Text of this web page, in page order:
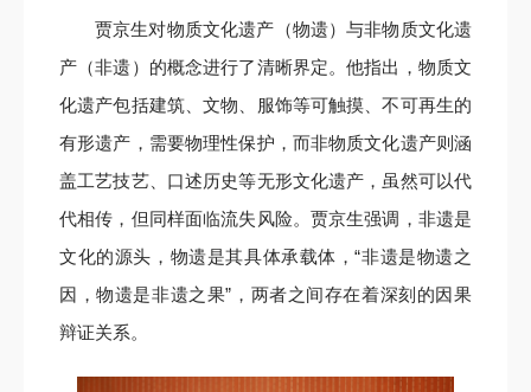
贾京生对物质文化遗产（物遗）与非物质文化遗
产（非遗）的概念进行了清晰界定。他指出，物质文
化遗产包括建筑、文物、服饰等可触摸、不可再生的
有形遗产，需要物理性保护，而非物质文化遗产则涵
盖工艺技艺、口述历史等无形文化遗产，虽然可以代
代相传，但同样面临流失风险。贾京生强调，非遗是
文化的源头，物遗是其具体承载体，“非遗是物遗之
因，物遗是非遗之果”，两者之间存在着深刻的因果
辩证关系。